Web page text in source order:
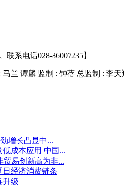
系电话028-86007235】
马兰 谭麟 监制 : 钟蓓 总监制 : 李天
增长凸显中...
成本应用 中国...
贸易创新高为非...
日经济消费链条
升级